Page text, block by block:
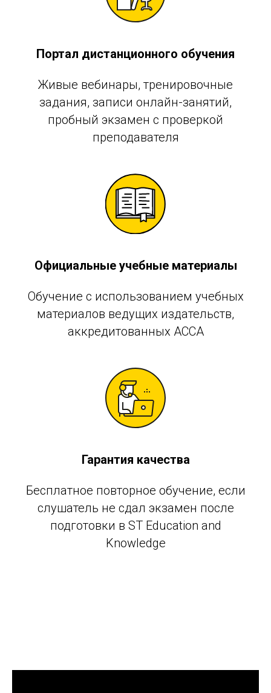
Портал дистанционного обучения
Живые вебинары, тренировочные
задания, записи онлайн-занятий,
пробный экзамен с проверкой
преподавателя
Официальные учебные материалы
Обучение с использованием учебных
материалов ведущих издательств,
аккредитованных АССА
Гарантия качества
Бесплатное повторное обучение, если
слушатель не сдал экзамен после
подготовки в ST Education and
Knowledge